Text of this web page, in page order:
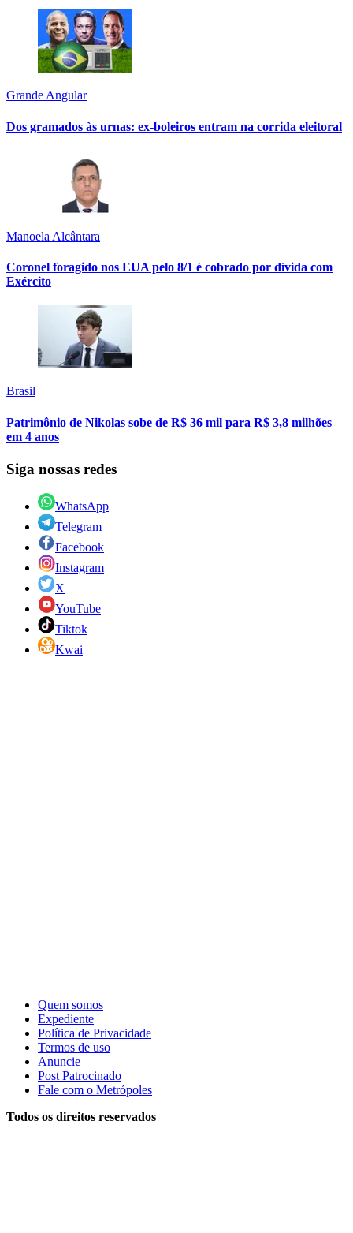
Grande Angular
Dos gramados às urnas: ex-boleiros entram na corrida eleitoral
Manoela Alcântara
Coronel foragido nos EUA pelo 8/1 é cobrado por dívida com
Exército
Brasil
Patrimônio de Nikolas sobe de R$ 36 mil para R$ 3,8 milhões
em 4 anos
Siga nossas redes
WhatsApp
Telegram
Facebook
Instagram
X
YouTube
Tiktok
Kwai
Quem somos
Expediente
Política de Privacidade
Termos de uso
Anuncie
Post Patrocinado
Fale com o Metrópoles
Todos os direitos reservados